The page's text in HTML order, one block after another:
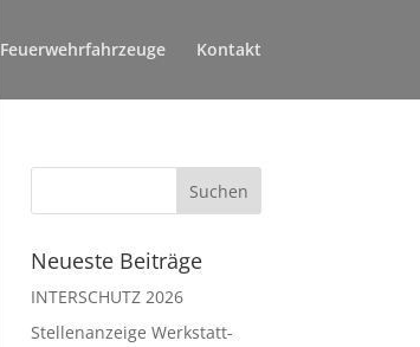
Feuerwehrfahrzeuge Kontakt
Neueste Beiträge
INTERSCHUTZ 2026
Stellenanzeige Werkstatt-